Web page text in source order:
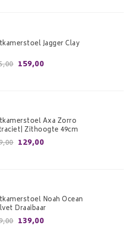
Jagger Clay
159,00
Axa Zorro
Zithoogte 49cm
129,00
Noah Ocean
Draaibaar
139,00